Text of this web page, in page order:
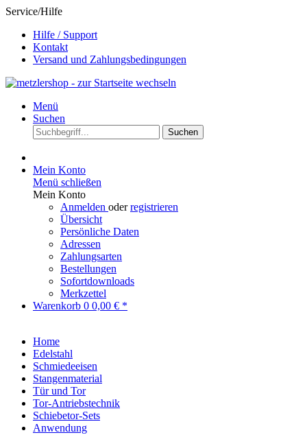
Service/Hilfe
Hilfe / Support
Kontakt
Versand und Zahlungsbedingungen
Menü
Suchen
Suchen
Mein Konto
Menü schließen
Mein Konto
Anmelden oderregistrieren
Übersicht
Persönliche Daten
Adressen
Zahlungsarten
Bestellungen
Sofortdownloads
Merkzettel
Warenkorb 0 0,00 € *
Home
Edelstahl
Schmiedeeisen
Stangenmaterial
Tür und Tor
Tor-Antriebstechnik
Schiebetor-Sets
Anwendung